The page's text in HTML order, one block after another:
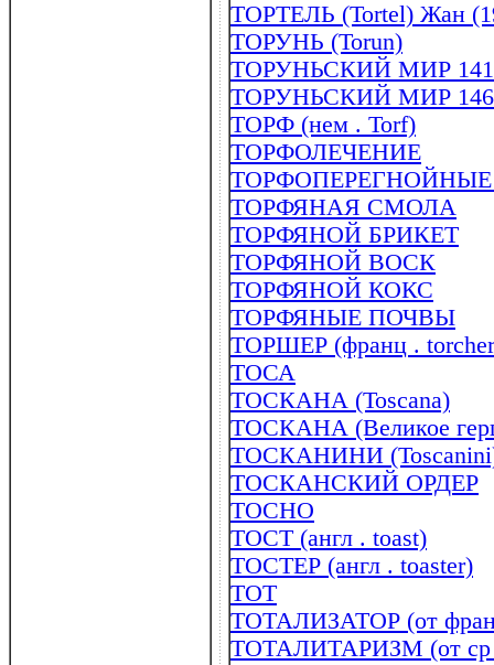
ТОРТЕЛЬ (Tortel) Жан
ТОРУНЬ (Torun)
ТОРУНЬСКИЙ МИР
ТОРУНЬСКИЙ МИР
ТОРФ (нем . Torf)
ТОРФОЛЕЧЕНИЕ
ТОРФЯНАЯ СМОЛА
ТОРФЯНОЙ БРИКЕТ
ТОРФЯНОЙ ВОСК
ТОРФЯНОЙ КОКС
ТОРФЯНЫЕ ПОЧВЫ
ТОРШЕР (франц .
ТОСА
ТОСКАНА (Toscana)
ТОСКАНА (Великое
ТОСКАНИНИ (Toscanini)
ТОСКАНСКИЙ ОРДЕР
ТОСНО
ТОСТ (англ . toast)
ТОСТЕР (англ . toaster)
ТОТ
ТОТАЛИЗАТОР (от
ТОТАЛИТАРИЗМ (от ср